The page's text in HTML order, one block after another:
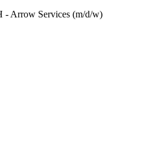
- Arrow Services (m/d/w)